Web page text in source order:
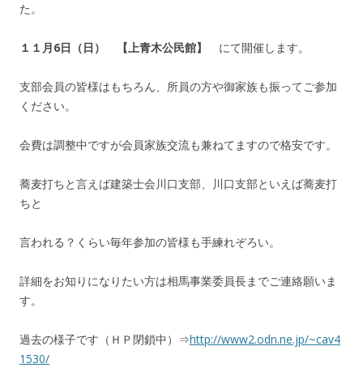
た。
１１月6日（日） 【上青木公民館】 にて開催します。
支部会員の皆様はもちろん、所員の方や御家族も振ってご参加
ください。
会費は調整中ですが会員家族交流も兼ねてますので格安です。
蕎麦打ちと言えば建築士会川口支部、川口支部といえば蕎麦打
ちと
言われる？くらい毎年参加の皆様も手練れぞろい。
詳細をお知りになりたい方は相馬事業委員長までご連絡願いま
す。
過去の様子です（ＨＰ閉鎖中）⇒http://www2.odn.ne.jp/~cav4
1530/